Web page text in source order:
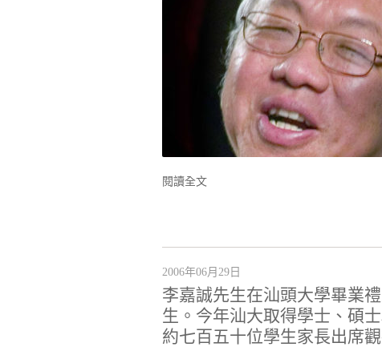
閱讀全文
2006年06月29日
李嘉誠先生在汕頭大學畢業
生。今年汕大取得學士、碩
約七百五十位學生家長出席觀